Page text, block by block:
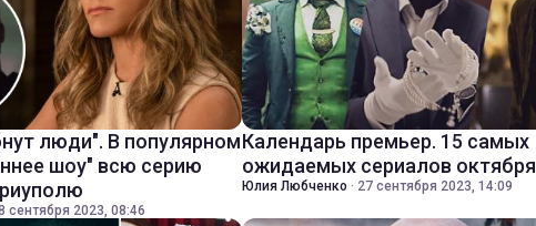
люди". В популярном
шоу" всю серию
сентября 2023, 08:46
Календарь премьер. 15 самых
ожидаемых сериалов октября
Юлия Любченко · 27 сентября 2023, 14:09